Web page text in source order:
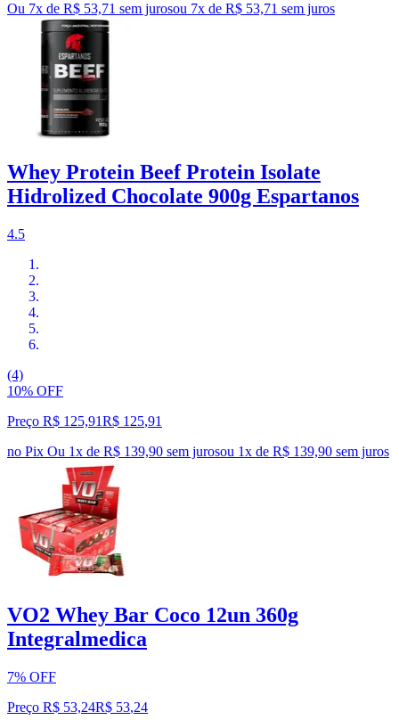
Ou 7x de R$ 53,71 sem jurosou 7x de R$ 53,71 sem juros
Whey Protein Beef Protein Isolate
Hidrolized Chocolate 900g Espartanos
4.5
(4)
10% OFF
Preço R$ 125,91R$ 125,91
no Pix Ou 1x de R$ 139,90 sem jurosou 1x de R$ 139,90 sem juros
VO2 Whey Bar Coco 12un 360g
Integralmedica
7% OFF
Preço R$ 53,24R$ 53,24